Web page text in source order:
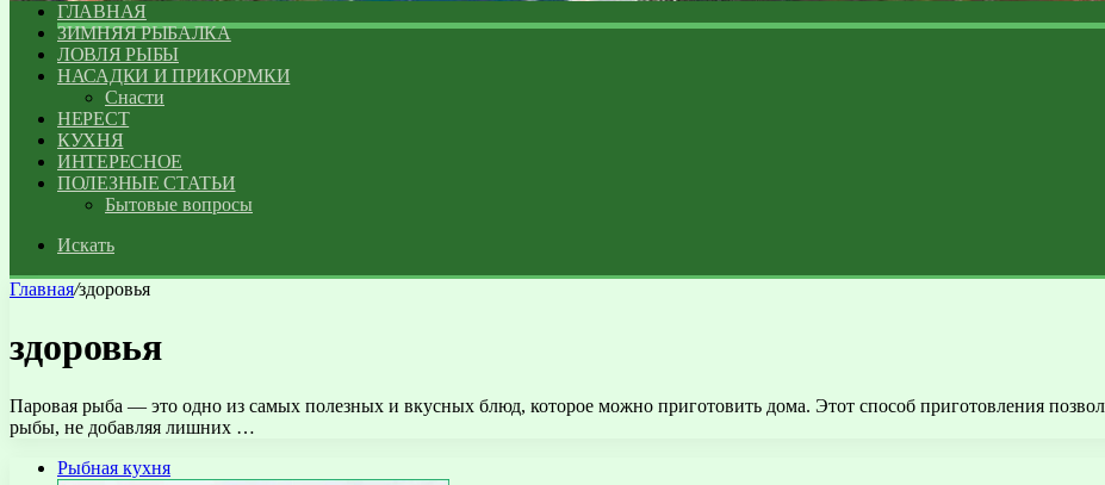
ГЛАВНАЯ
ЗИМНЯЯ РЫБАЛКА
ЛОВЛЯ РЫБЫ
НАСАДКИ И ПРИКОРМКИ
Снасти
НЕРЕСТ
КУХНЯ
ИНТЕРЕСНОЕ
ПОЛЕЗНЫЕ СТАТЬИ
Бытовые вопросы
Искать
Главная/здоровья
здоровья
Паровая рыба — это одно из самых полезных и вкусных блюд, которое можно приготовить дома. Этот способ приготовления
рыбы, не добавляя лишних …
Рыбная кухня